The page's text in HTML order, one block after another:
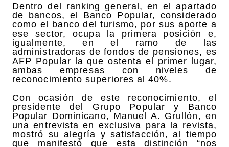
Dentro del ranking general, en el apartado
de bancos, el Banco Popular, considerado
como el banco del turismo, por sus aporte a
ese sector, ocupa la primera posición e,
igualmente, en el ramo de las
administradoras de fondos de pensiones, es
AFP Popular la que ostenta el primer lugar,
ambas empresas con niveles de
reconocimiento superiores al 40%.
Con ocasión de este reconocimiento, el
presidente del Grupo Popular y Banco
Popular Dominicano, Manuel A. Grullón, en
una entrevista en exclusiva para la revista,
mostró su alegría y satisfacción, al tiempo
que manifestó que esta distinción “nos